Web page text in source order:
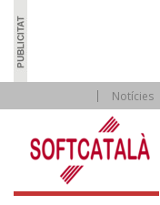
Notícies